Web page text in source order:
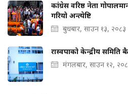
कांग्रेस वरिष्ठ नेता
गरियो अन्त्येष्टि
बुधबार, साउन १३, २०८३
रास्वपाको केन्द्रीय
मंगलबार, साउन १२,